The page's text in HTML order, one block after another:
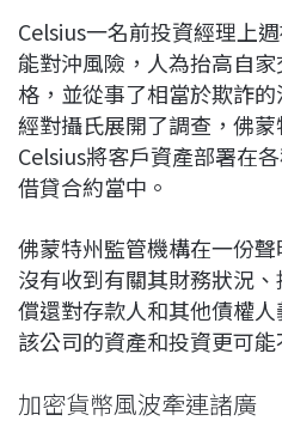
Celsius一名前投資經理上
能對沖風險，人為抬高自
格，並從事了相當於欺詐
經對攝氏展開了調查，佛蒙
Celsius將客戶資產部署在
借貸合約當中。
佛蒙特州監管機構在一份
沒有收到有關其財務狀況
償還對存款人和其他債權
該公司的資產和投資更可
加密貨幣風波牽連諸廣